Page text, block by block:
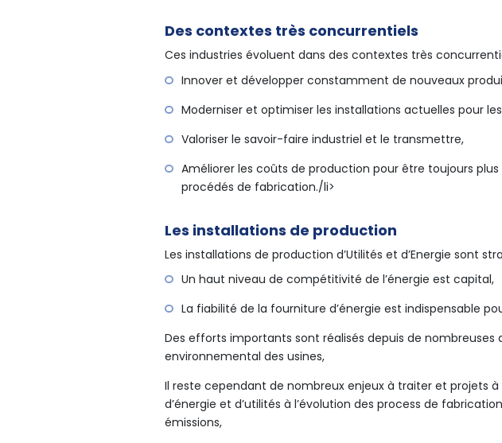
Des contextes très concurrentiels
Ces industries évoluent dans des contextes très
Innover et développer constamment de nouveaux
Moderniser et optimiser les installations actuelles pour
Valoriser le savoir-faire industriel et le transmettre,
Améliorer les coûts de production pour être toujours
procédés de fabrication./li>
Les installations de production
Les installations de production d’Utilités et d’Energie sont
Un haut niveau de compétitivité de l’énergie est capital,
La fiabilité de la fourniture d’énergie est indispensable
Des efforts importants sont réalisés depuis de
environnemental des usines,
Il reste cependant de nombreux enjeux à traiter et projets
d’énergie et d’utilités à l’évolution des process de
émissions,